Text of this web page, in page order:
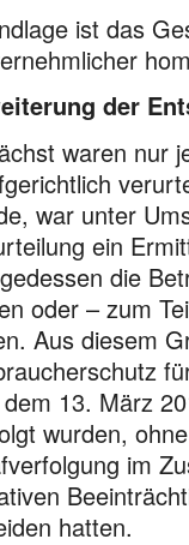
ist das
der
waren nur
war unter
ein
die
oder – zum
Aus diesem
13. März
wurden,
im
hatten.